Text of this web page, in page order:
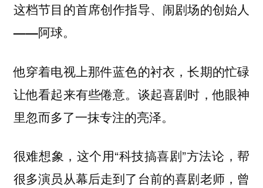
这档节目的首席创作指导、闹剧场的创始人
——阿球。
他穿着电视上那件蓝色的衬衣，长期的忙碌
让他看起来有些倦意。谈起喜剧时，他眼神
里忽而多了一抹专注的亮泽。
很难想象，这个用“科技搞喜剧”方法论，帮
很多演员从幕后走到了台前的喜剧老师，曾